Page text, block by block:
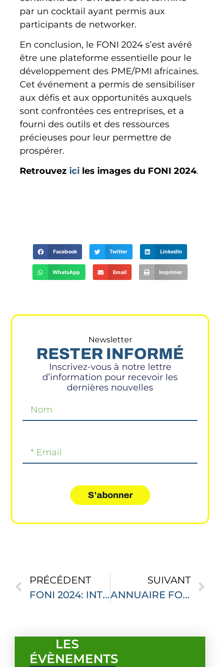
par un cocktail ayant permis aux
participants de networker.
En conclusion, le FONI 2024 s’est avéré
être une plateforme essentielle pour le
développement des PME/PMI africaines.
Cet événement a permis de sensibiliser
aux défis et aux opportunités auxquels
sont confrontées ces entreprises, et a
fourni des outils et des ressources
précieuses pour leur permettre de
prospérer.
Retrouvez ici les images du FONI 2024.
Facebook Twitter LinkedIn
WhatsApp Email Imprimer
Newsletter
RESTER INFORMÉ
Inscrivez-vous à notre lettre
d’information pour recevoir les
dernières nouvelles
S'abonner
PRÉCÉDENT
FONI 2024: INTERMÉDIATION & FINANCEMENT DES PME/PMI
SUIVANT
ANNUAIRE FONI 2024
LES
ÉVÈNEMENTS